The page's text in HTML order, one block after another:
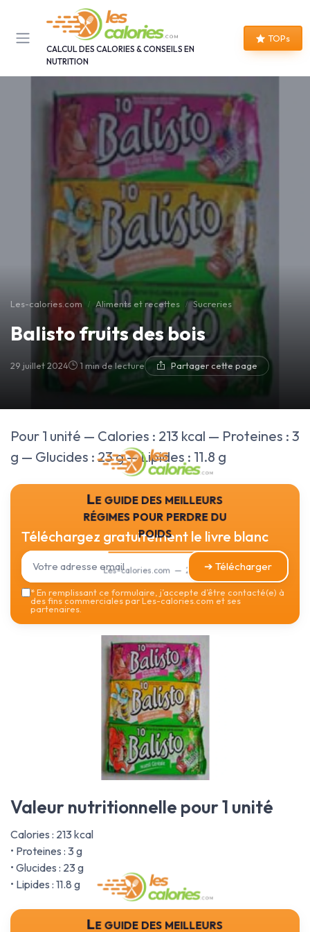
CALCUL DES CALORIES & CONSEILS EN
NUTRITION
TOPs
Les-calories.com Aliments et recettes Sucreries
Balisto fruits des bois
29 juillet 2024 1 min de lecture Partager cette page
Pour 1 unité — Calories : 213 kcal — Proteines : 3
g — Glucides : 23 g — Lipides : 11.8 g
Le guide des meilleurs
régimes pour perdre du
poids
Les-calories.com — 2026
Téléchargez gratuitement le livre blanc
➔ Télécharger
*En remplissant ce formulaire, j’accepte d’être contacté(e) à
des fins commerciales par Les-calories.com et ses
partenaires.
Valeur nutritionnelle pour 1 unité
Calories : 213 kcal
• Proteines : 3 g
• Glucides : 23 g
• Lipides : 11.8 g
Le guide des meilleurs
Panneau de gestion des cookies